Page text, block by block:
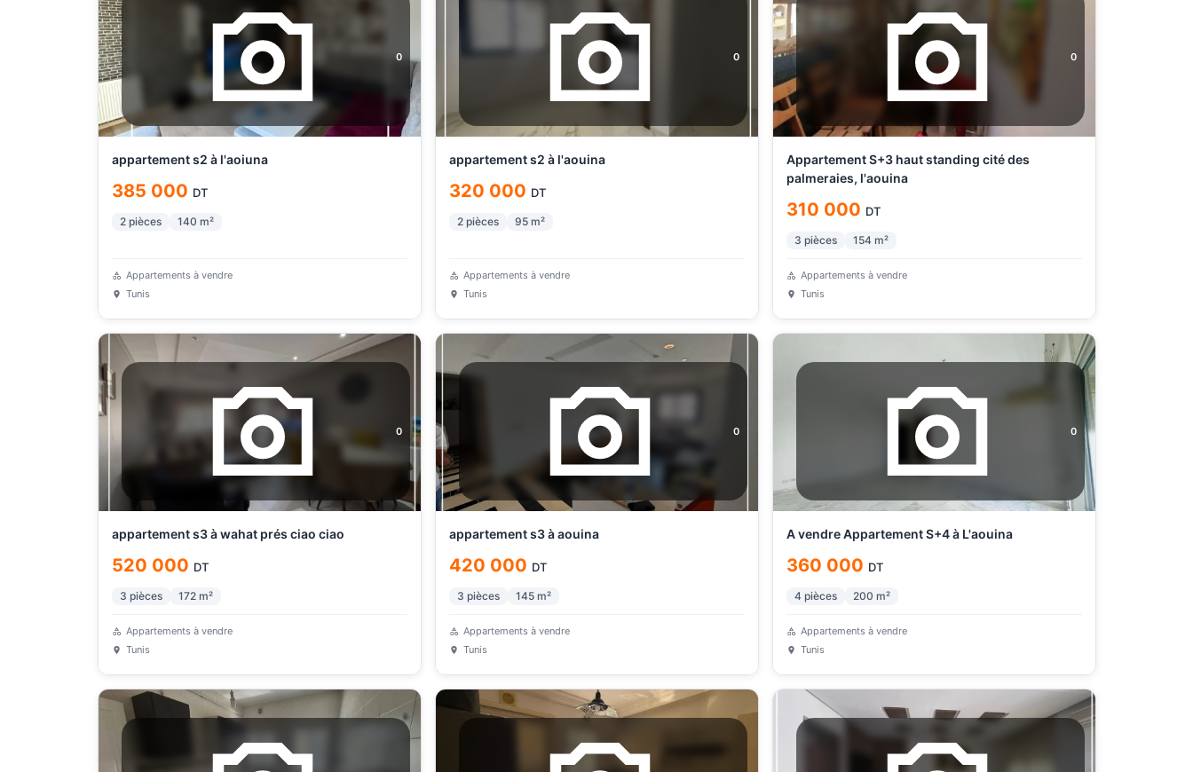
0
appartement s2 à l'aoiuna
385 000 DT
2 pièces 140 m²
Appartements à vendre
Tunis
0
appartement s2 à l'aouina
320 000 DT
2 pièces 95m²
Appartements à vendre
Tunis
0
Appartement S+3 haut standing cité des
palmeraies, l'aouina
310 000 DT
3 pièces 154m²
Appartements à vendre
Tunis
0
appartement s3 à wahat prés ciao ciao
520 000 DT
3 pièces 172m²
Appartements à vendre
Tunis
0
appartement s3 à aouina
420 000 DT
3 pièces 145m²
Appartements à vendre
Tunis
0
A vendre Appartement S+4 à L'aouina
360 000 DT
4 pièces 200 m²
Appartements à vendre
Tunis